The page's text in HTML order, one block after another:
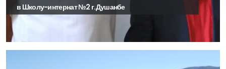
в Школу-интернат №2 г.Душанбе